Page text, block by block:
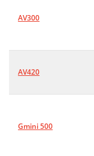
AV300
AV420
Gmini 500